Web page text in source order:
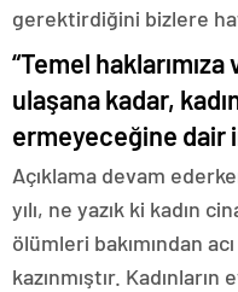
gerektirdiğini bizlere
“Temel
ulaşana kadar,
ermeyeceğine dair
Açıklama devam
yılı, ne yazık ki kadın
ölümleri bakımından
kazınmıştır.